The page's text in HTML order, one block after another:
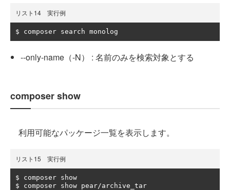
リスト14 実行例
$ composer search monolog
--only-name（-N） : 名前のみを検索対象とする
composer show
利用可能なパッケージ一覧を表示します。
リスト15 実行例
$ composer show
$ composer show pear/archive_tar